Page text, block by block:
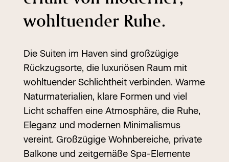
wohltuender Ruhe.
Die Suiten im Haven sind großzügige
Rückzugsorte, die luxuriösen Raum mit
wohltuender Schlichtheit verbinden. Warme
Naturmaterialien, klare Formen und viel
Licht schaffen eine Atmosphäre, die Ruhe,
Eleganz und modernen Minimalismus
vereint. Großzügige Wohnbereiche, private
Balkone und zeitgemäße Spa-Elemente